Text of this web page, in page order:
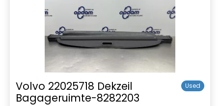
Volvo 22025718 Dekzeil
Bagageruimte-8282203
Used